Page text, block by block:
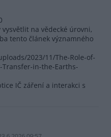
na vědecké úrovni,
tento článek významného
2023/11/The-Role-of-
Transfer-in-the-Earths-
IČ záření a interakci s